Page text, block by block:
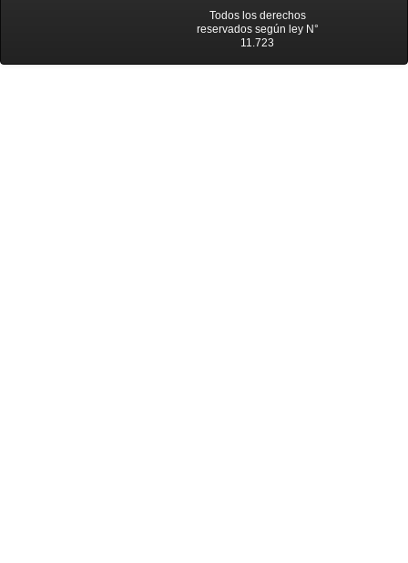
Todos los derechos
reservados según ley N°
11.723